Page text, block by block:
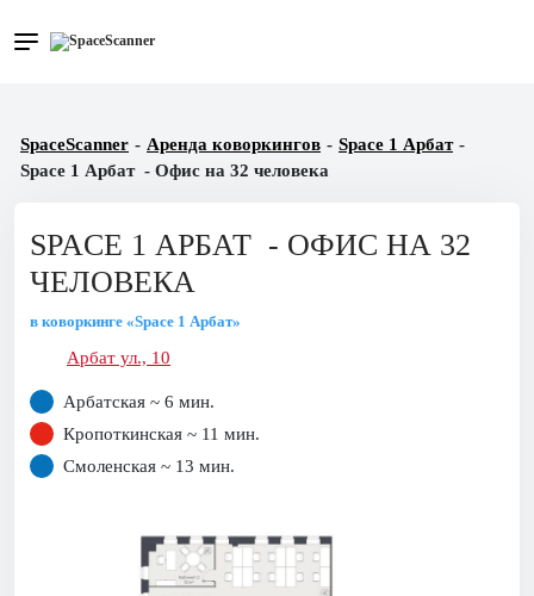
SpaceScanner - Аренда коворкингов - Space 1 Арбат -
Space 1 Арбат - Офис на 32 человека
SPACE 1 АРБАТ - ОФИС НА 32
ЧЕЛОВЕКА
в коворкинге «Space 1 Арбат»
Арбат ул., 10
Арбатская ~ 6 мин.
Кропоткинская ~ 11 мин.
Смоленская ~ 13 мин.